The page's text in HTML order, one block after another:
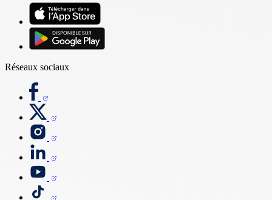
Réseaux sociaux